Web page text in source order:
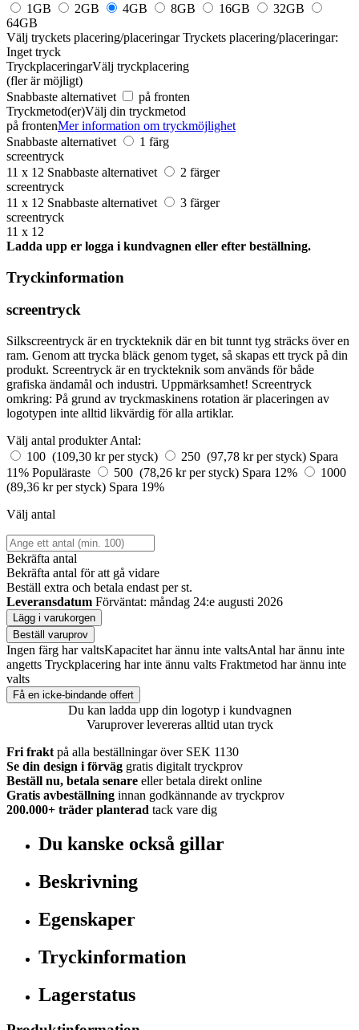
1GB
2GB 4GB 8GB 16GB
32GB
64GB
Välj tryckets placering/placeringar Tryckets placering/placeringar:
Inget tryck
TryckplaceringarVälj tryckplacering
(fler är möjligt)
Snabbaste alternativet
på fronten
Tryckmetod(er)Välj din tryckmetod
på frontenMer information om tryckmöjlighet
Snabbaste alternativet
1 färg
screentryck
11 x 12 Snabbaste alternativet
2 färger
screentryck
11 x 12 Snabbaste alternativet
3 färger
screentryck
11 x 12
Ladda upp er logga i kundvagnen eller efter beställning.
Tryckinformation
screentryck
Silkscreentryck är en tryckteknik där en bit tunnt tyg sträcks över en
ram. Genom att trycka bläck genom tyget, så skapas ett tryck på din
produkt. Screentryck är en tryckteknik som används för både
grafiska ändamål och industri. Uppmärksamhet! Screentryck
omkring: På grund av tryckmaskinens rotation är placeringen av
logotypen inte alltid likvärdig för alla artiklar.
Välj antal produkter Antal:
100 (109,30 kr per styck)
250 (97,78 kr per styck) Spara
11% Populäraste 500 (78,26 kr per styck) Spara 12%
1000
(89,36 kr per styck) Spara 19%
Välj antal
Bekräfta antal
Bekräfta antal för att gå vidare
Beställ extra och betala endast per st.
Leveransdatum Förväntat: måndag 24:e augusti 2026
Lägg i varukorgen
Beställ varuprov
Ingen färg har valtsKapacitet har ännu inte valtsAntal har ännu inte
angetts Tryckplacering har inte ännu valts Fraktmetod har ännu inte
valts
Få en icke-bindande offert
Du kan ladda upp din logotyp i kundvagnen
Varuprover levereras alltid utan tryck
Fri frakt på alla beställningar över SEK 1130
Se din design i förväg gratis digitalt tryckprov
Beställ nu, betala senare eller betala direkt online
Gratis avbeställning innan godkännande av tryckprov
200.000+ träder planterad tack vare dig
Du kanske också gillar
Beskrivning
Egenskaper
Tryckinformation
Lagerstatus